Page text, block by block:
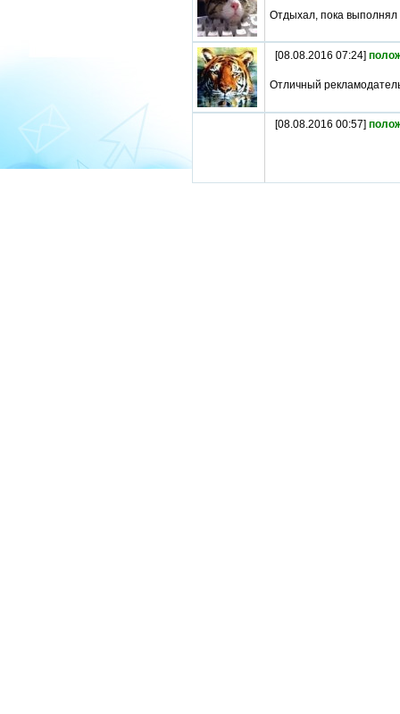
Отдыхал, пока выполнял
[08.08.2016 07:24]
Отличный
[08.08.2016 00:57]